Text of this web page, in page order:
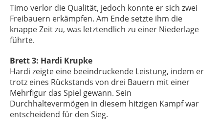
Timo verlor die Qualität, jedoch konnte er sich zwei
Freibauern erkämpfen. Am Ende setzte ihm die
knappe Zeit zu, was letztendlich zu einer Niederlage
führte.
Brett 3: Hardi Krupke
Hardi zeigte eine beeindruckende Leistung, indem er
trotz eines Rückstands von drei Bauern mit einer
Mehrfigur das Spiel gewann. Sein
Durchhaltevermögen in diesem hitzigen Kampf war
entscheidend für den Sieg.